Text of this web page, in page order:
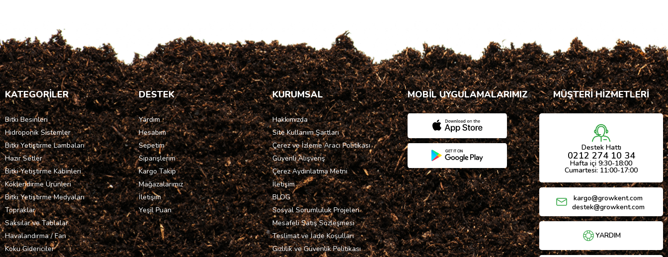
KATEGORİLER
Bitki Besinleri
Hidroponik Sistemler
Bitki Yetiştirme Lambaları
Hazır Setler
Bitki Yetiştirme Kabinleri
Köklendirme Ürünleri
Bitki Yetiştirme Medyaları
Topraklar
Saksılar ve Tablalar
Havalandırma / Fan
Koku Gidericiler
DESTEK
Yardım
Hesabım
Sepetim
Siparişlerim
Kargo Takip
Mağazalarımız
İletişim
Yeşil Puan
KURUMSAL
Hakkımızda
Site Kullanım Şartları
Çerez ve İzleme Aracı Politikası
Güvenli Alışveriş
Çerez Aydınlatma Metni
İletişim
BLOG
Sosyal Sorumluluk Projeleri
Mesafeli Satış Sözleşmesi
Teslimat ve İade Koşulları
Gizlilik ve Güvenlik Politikası
MOBİL UYGULAMALARIMIZ MÜŞTERİ HİZMETLERİ
Destek Hattı
0212 274 10 34
Hafta içi 9:30-18:00
Cumartesi: 11:00-17:00
kargo@growkent.com
destek@growkent.com
YARDIM